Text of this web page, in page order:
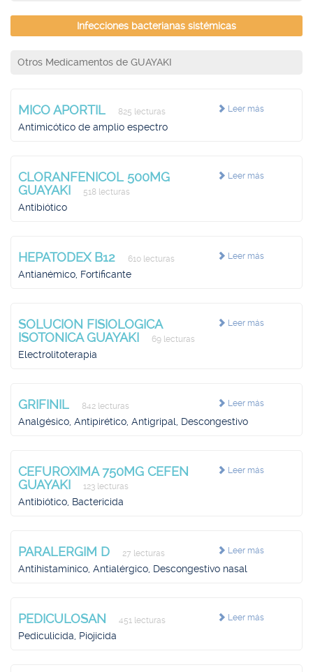
Infecciones bacterianas sistémicas
Otros Medicamentos de GUAYAKI
Leer más
MICO APORTIL 825 lecturas
Antimicótico de amplio espectro
Leer más
CLORANFENICOL 500MG
GUAYAKI
518 lecturas
Antibiótico
Leer más
HEPATODEX B12 610 lecturas
Antianémico, Fortificante
Leer más
SOLUCION FISIOLOGICA
ISOTONICA GUAYAKI
69 lecturas
Electrolitoterapia
Leer más
GRIFINIL 842 lecturas
Analgésico, Antipirético, Antigripal, Descongestivo
Leer más
CEFUROXIMA 750MG CEFEN
GUAYAKI
123 lecturas
Antibiótico, Bactericida
Leer más
PARALERGIM D 27 lecturas
Antihistamínico, Antialérgico, Descongestivo nasal
Leer más
PEDICULOSAN 451 lecturas
Pediculicida, Piojicida